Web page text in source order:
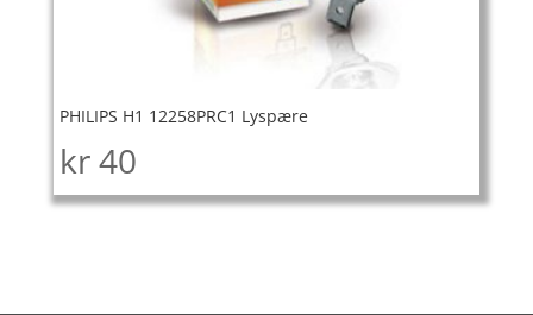
PHILIPS H1 12258PRC1 Lyspære
kr40